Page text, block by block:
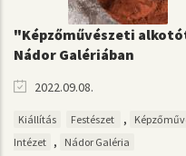
"Képzőművészeti
Nádor Galériában
2022.09.08.
Kiállítás Festészet ,
Intézet , Nádor Galéria